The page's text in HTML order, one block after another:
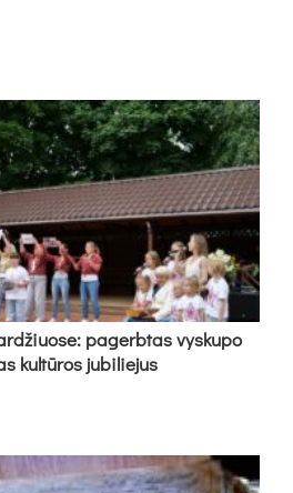
pa­gerb­tas vys­ku­po
kul­tū­ros ju­bi­lie­jus